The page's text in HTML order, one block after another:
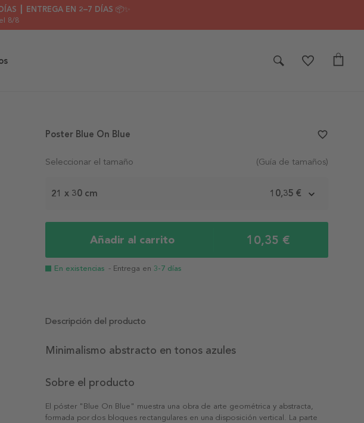
┃ ENTREGA EN 2–7 DÍAS 📦✨
8/8
Seleccionar el tamaño (Guía de tamaños)
21 x 30 cm 10,35 €
Añadir al carrito 10,35 €
En existencias - Entrega en 3-7 días
Poster Blue On Blue favorite_border
Descripción del producto
Minimalismo abstracto en tonos azules
Sobre el producto
El póster "Blue On Blue" muestra una obra de arte geométrica y abstracta,
formada por dos bloques rectangulares en una disposición vertical. La parte